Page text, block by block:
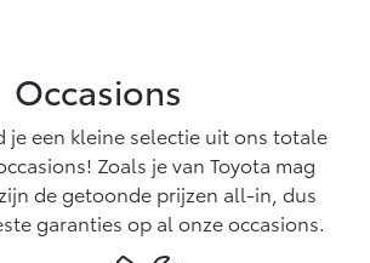
Occasions
je een kleine selectie uit ons totale
Zoals je van Toyota mag
de getoonde prijzen all-in, dus
garanties op al onze occasions.